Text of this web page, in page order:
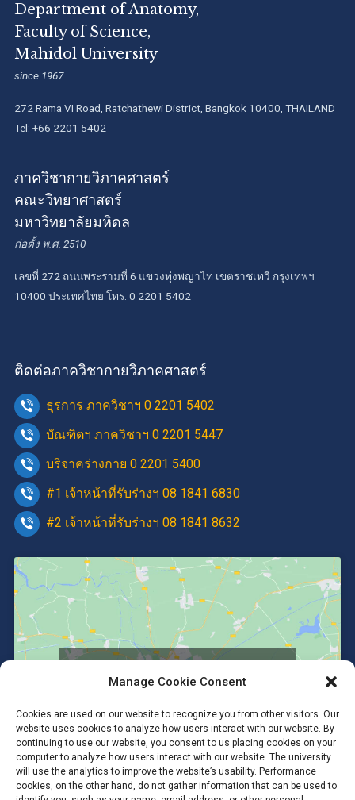
Manage Cookie Consent
Cookies are used on our website to recognize you from other visitors. Our
website uses cookies to analyze how users interact with our website. By
continuing to use our website, you consent to us placing cookies on your
computer to analyze how users interact with our website. The university
will use the analytics to improve the website’s usability. Performance
cookies, on the other hand, do not gather information that can be used to
Department of Anatomy,
Faculty of Science,
Mahidol University
since 1967
272 Rama VI Road, Ratchathewi District, Bangkok 10400, THAILAND
Tel: +66 2201 5402
ภาควิชากายวิภาคศาสตร์
คณะวิทยาศาสตร์
มหาวิทยาลัยมหิดล
ก่อตั้ง พ.ศ. 2510
เลขที่ 272 ถนนพระรามที่ 6 แขวงทุ่งพญาไท เขตราชเทวี กรุงเทพฯ
10400 ประเทศไทย โทร. 0 2201 5402
ติดต่อภาควิชากายวิภาคศาสตร์
ธุรการ ภาควิชาฯ 0 2201 5402
บัณฑิตฯ ภาควิชาฯ 0 2201 5447
บริจาคร่างกาย 0 2201 5400
#1 เจ้าหน้าที่รับร่างฯ 08 1841 6830
#2 เจ้าหน้าที่รับร่างฯ 08 1841 8632
enable this content